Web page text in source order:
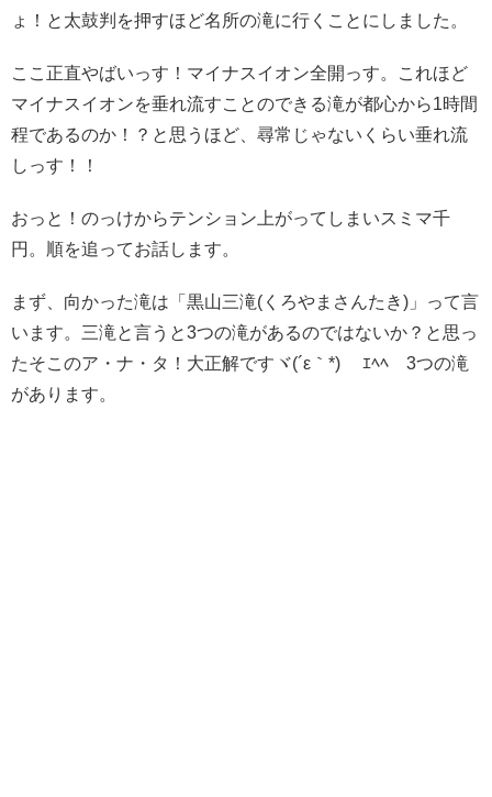
ょ！と太鼓判を押すほど名所の滝に行くことにしました。
ここ正直やばいっす！マイナスイオン全開っす。これほど
マイナスイオンを垂れ流すことのできる滝が都心から1時間
程であるのか！？と思うほど、尋常じゃないくらい垂れ流
しっす！！
おっと！のっけからテンション上がってしまいスミマ千
円。順を追ってお話します。
まず、向かった滝は「黒山三滝(くろやまさんたき)」って言
います。三滝と言うと3つの滝があるのではないか？と思っ
たそこのア・ナ・タ！大正解ですヾ(´ε｀*)ゝ ｴﾍﾍ 3つの滝
があります。